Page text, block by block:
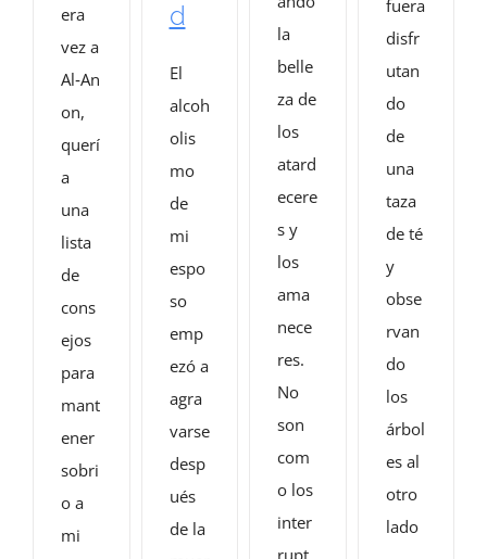
era
vez a
Al‑An
on,
querí
a
una
lista
de
cons
ejos
para
mant
ener
sobri
o a
mi
d
El
alcoh
olis
mo
de
mi
espo
so
emp
ezó a
agra
varse
desp
ués
de la
la
belle
za de
los
atard
ecere
s y
los
ama
nece
res.
No
son
com
o los
inter
rupt
fuera
disfr
utan
do
de
una
taza
de té
y
obse
rvan
do
los
árbol
es al
otro
lado